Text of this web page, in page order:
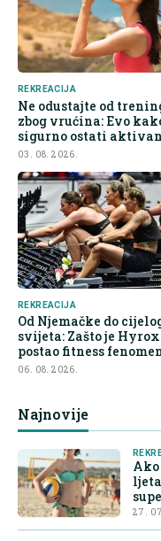
REKREACIJA
Ne odustajte od
zbog vrućina: Evo
sigurno ostati aktivan
03. 08. 2026.
REKREACIJA
Od Njemačke do
svijeta: Zašto je Hyrox
postao fitness
06. 08. 2026.
Najnovije
27.